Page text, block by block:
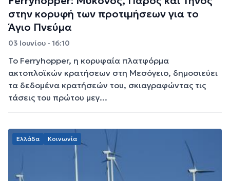
στην κορυφή των προτιμήσεων για το
Άγιο Πνεύμα
03 Ιουνίου - 16:10
Το Ferryhopper, η κορυφαία πλατφόρμα
ακτοπλοϊκών κρατήσεων στη Μεσόγειο, δημοσιεύει
τα δεδομένα κρατήσεών του, σκιαγραφώντας τις
τάσεις του πρώτου μεγ...
Ελλάδα Κοινωνία